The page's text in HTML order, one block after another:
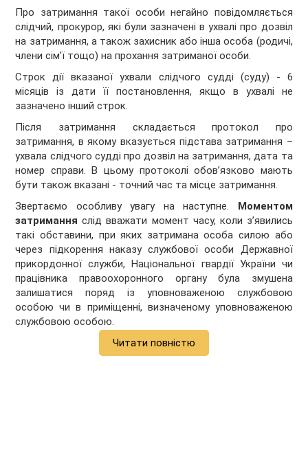
Про затримання такої особи негайно повідомляється
слідчий, прокурор, які були зазначені в ухвалі про дозвіл
на затримання, а також захисник або інша особа (родичі,
члени сім’ї тощо) на прохання затриманої особи.
Строк дії вказаної ухвали слідчого судді (суду) - 6
місяців із дати її постановлення, якщо в ухвалі не
зазначено інший строк.
Після затримання складається протокол про
затримання, в якому вказується підстава затримання –
ухвала слідчого судді про дозвіл на затримання, дата та
номер справи. В цьому протоколі обовʼязково мають
бути також вказані - точний час та місце затримання.
Звертаємо особливу увагу на наступне. Моментом
затримання слід вважати момент часу, коли зʼявились
такі обставини, при яких затримана особа силою або
через підкорення наказу службової особи Державної
прикордонної служби, Національної гвардії України чи
працівника правоохоронного органу була змушена
залишатися поряд із уповноваженою службовою
особою чи в приміщенні, визначеному уповноваженою
службовою особою.
Читати повністю